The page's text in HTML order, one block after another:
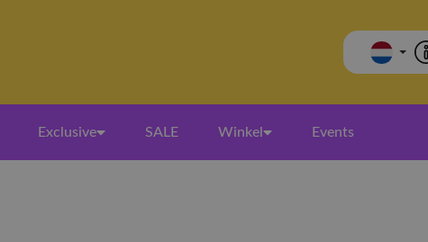
Exclusive SALE Winkel Events